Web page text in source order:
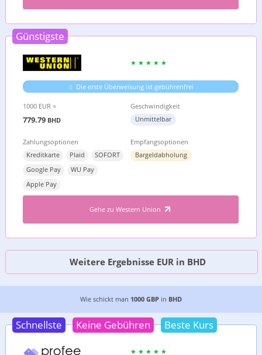
Günstigste
Die erste Überweisung ist gebührenfrei
1000 EUR =
779.79 BHD
Geschwindigkeit
Unmittelbar
Zahlungsoptionen
Kreditkarte
Plaid
SOFORT
Google Pay
WU Pay
Apple Pay
Empfangsoptionen
Bargeldabholung
Gehe zu Western Union
Weitere Ergebnisse EUR in BHD
DIE 4 GÜNSTIGSTEN MÖGLICHKEITEN, GELD
Wie schickt man 1000 GBP in BHD
Schnellste Keine Gebühren Beste Kurs